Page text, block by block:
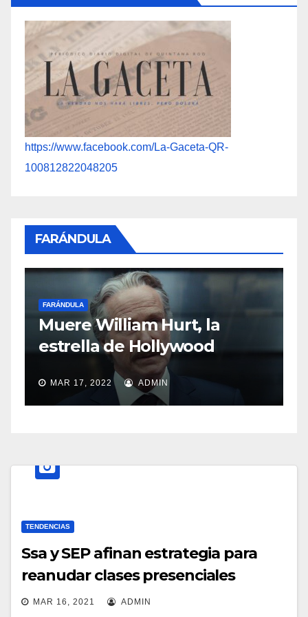
https://www.facebook.com/La-Gaceta-QR-
100812822048205
FARÁNDULA
FARÁNDULA
Muere William Hurt, la
estrella de Hollywood
MAR 17, 2022 ADMIN
TENDENCIAS
Ssa y SEP afinan estrategia para
reanudar clases presenciales
MAR 16, 2021 ADMIN